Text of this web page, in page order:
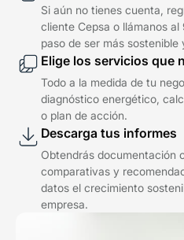
Si aún no tienes cuenta,
cliente Cepsa o llámanos al
paso de ser más sostenible
Elige los servicios que
Todo a la medida de tu
diagnóstico energético,
o plan de acción.
Descarga tus informes
Obtendrás documentación
comparativas y
datos el crecimiento
empresa.